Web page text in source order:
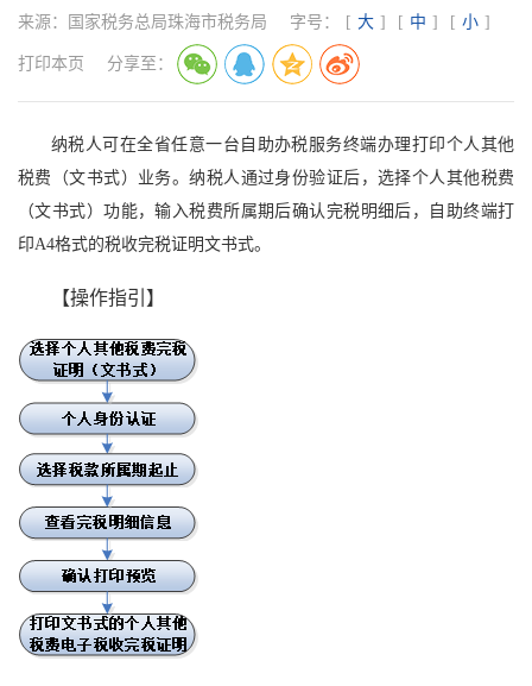
来源：
国家税务总局珠海市税务局 字号： [ 大 ] [ 中 ] [ 小 ]
打印本页 分享至：
纳税人可在全省任意一台自助办税服务终端办理打印个人其他
税费（文书式）业务。纳税人通过身份验证后，选择个人其他税费
（文书式）功能，输入税费所属期后确认完税明细后，自助终端打
印A4格式的税收完税证明文书式。
【操作指引】